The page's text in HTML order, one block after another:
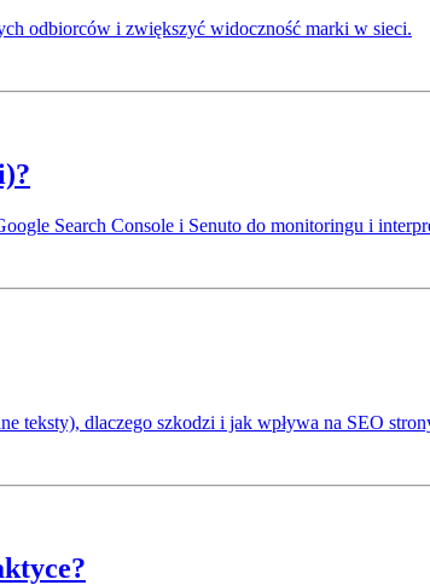
odbiorców i zwiększyć widoczność marki w sieci.
Search Console i Senuto do monitoringu i
teksty), dlaczego szkodzi i jak wpływa na SEO